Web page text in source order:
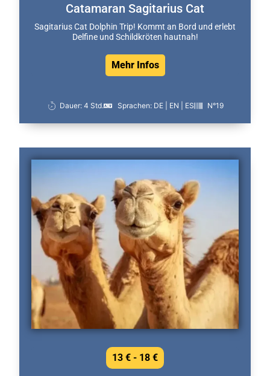
Catamaran Sagitarius Cat
Sagitarius Cat Dolphin Trip! Kommt an Bord und erlebt
Delfine und Schildkröten hautnah!
Mehr Infos
Dauer: 4 Std. Sprachen: DE | EN | ES N°19
13 € - 18 €